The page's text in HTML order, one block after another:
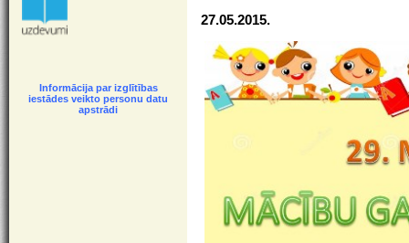
Informācija par izglītības
iestādes veikto personu datu
apstrādi
27.05.2015.